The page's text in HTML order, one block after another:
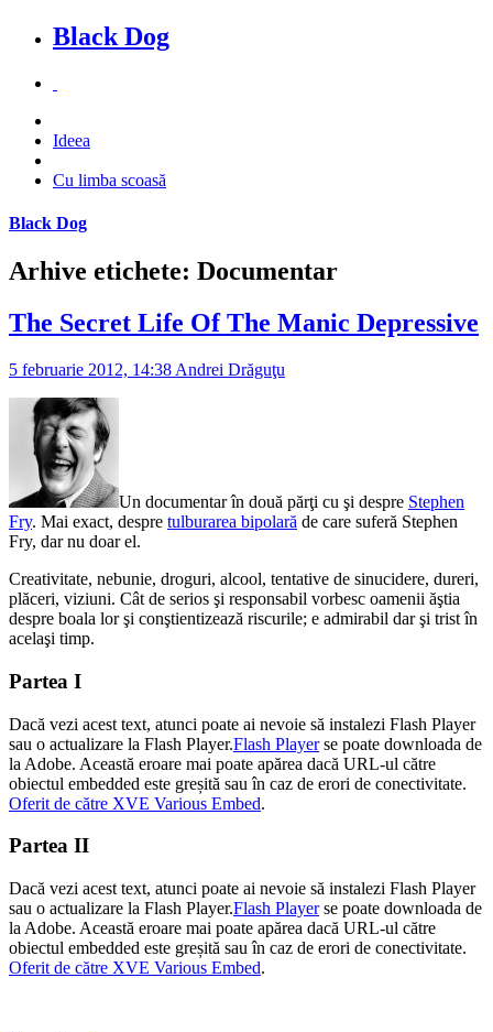
Black Dog
Ideea
Cu limba scoasă
Black Dog
Arhive etichete: Documentar
The Secret Life Of The Manic Depressive
5 februarie 2012, 14:38 Andrei Drăguţu
Un documentar în două părţi cu şi despre Stephen
Fry. Mai exact, despre tulburarea bipolară de care suferă Stephen
Fry, dar nu doar el.
Creativitate, nebunie, droguri, alcool, tentative de sinucidere, dureri,
plăceri, viziuni. Cât de serios şi responsabil vorbesc oamenii ăştia
despre boala lor şi conştientizează riscurile; e admirabil dar şi trist în
acelaşi timp.
Partea I
Dacă vezi acest text, atunci poate ai nevoie să instalezi Flash Player
sau o actualizare la Flash Player.Flash Playerse poate downloada de
la Adobe. Această eroare mai poate apărea dacă URL-ul către
obiectul embedded este greșită sau în caz de erori de conectivitate.
Oferit de către XVE Various Embed.
Partea II
Dacă vezi acest text, atunci poate ai nevoie să instalezi Flash Player
sau o actualizare la Flash Player.Flash Playerse poate downloada de
la Adobe. Această eroare mai poate apărea dacă URL-ul către
obiectul embedded este greșită sau în caz de erori de conectivitate.
Oferit de către XVE Various Embed.